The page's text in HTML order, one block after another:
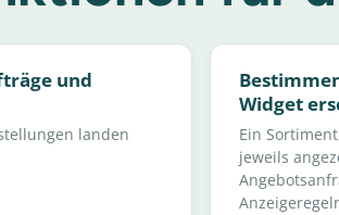
und
landen
Widget
Ein
jeweils